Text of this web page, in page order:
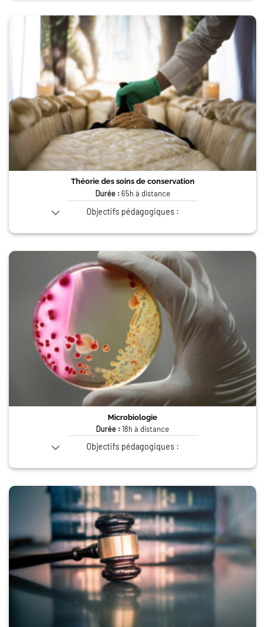
Théorie des soins de conservation
Durée :65h à distance
Objectifs pédagogiques :
Microbiologie
Durée :18h à distance
Objectifs pédagogiques :